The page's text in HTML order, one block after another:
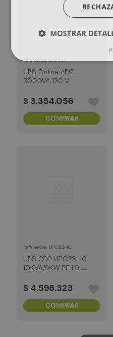
Referencia:SRV3KA
UPS Online APC
3000VA 120 V
$ 3.354.056
COMPRAR
Referencia UPO22-10
UPS CDP UPO22-10
10KVA/9KW PF 1.0,
$ 4.598.323
COMPRAR
MOSTRAR